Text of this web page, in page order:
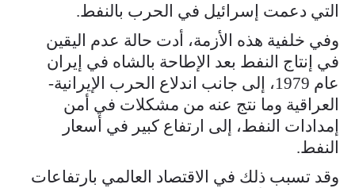
التي دعمت إسرائيل في الحرب بالنفط.
وفي خلفية هذه الأزمة، أدت حالة عدم اليقين
في إنتاج النفط بعد الإطاحة بالشاه في إيران
عام 1979، إلى جانب اندلاع الحرب الإيرانية-
العراقية وما نتج عنه من مشكلات في أمن
إمدادات النفط، إلى ارتفاع كبير في أسعار
النفط.
وقد تسبب ذلك في الاقتصاد العالمي بارتفاعات